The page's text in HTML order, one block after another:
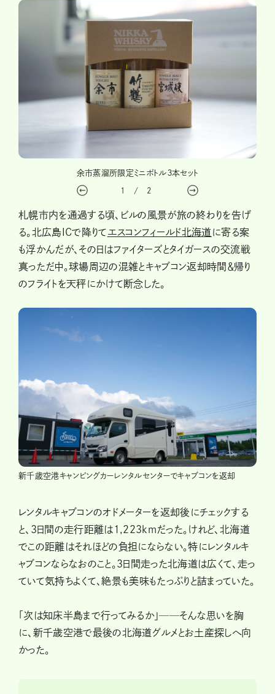
余市蒸溜所限定ミニボトル３本セット
1 / 2
札幌市内を通過する頃、ビルの風景が旅の終わりを告げ
る。北広島ICで降りてエスコンフィールド北海道に寄る案
も浮かんだが、その日はファイターズとタイガースの交流戦
真っただ中。球場周辺の混雑とキャブコン返却時間＆帰り
のフライトを天秤にかけて断念した。
新千歳空港キャンピングカーレンタルセンターでキャブコンを返却
レンタルキャブコンのオドメーターを返却後にチェックする
と、3日間の走行距離は1,223kmだった。けれど、北海道
でこの距離はそれほどの負担にならない。特にレンタルキ
ャブコンならなおのこと。３日間走った北海道は広くて、走っ
ていて気持ちよくて、絶景も美味もたっぷりと詰まっていた。
「次は知床半島まで行ってみるか」──そんな思いを胸
に、新千歳空港で最後の北海道グルメとお土産探しへ向
かった。